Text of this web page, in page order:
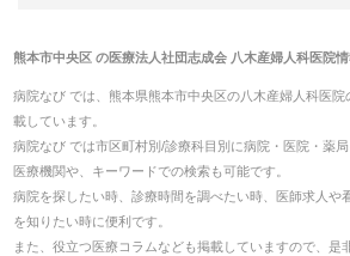
熊本市中央区の医療法人社団志成会 八木産婦人科医院
病院なび では、 熊本県熊本市中央区の八木産婦人科医院
載しています。
病院なび では市区町村別/診療科目別に病院・医院・薬
医療機関や、キーワードでの検索も可能です。
病院を探したい時、診療時間を調べたい時、医師求人や
を知りたい時に便利です。
また、役立つ医療コラムなども掲載していますので、是